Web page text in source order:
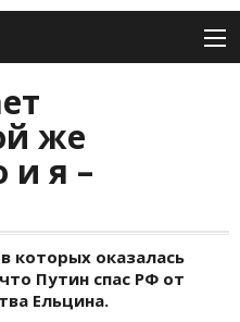
же
и я –
которых оказалась
Путин спас РФ от
Ельцина.